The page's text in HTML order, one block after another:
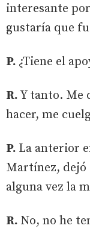
interesante
gustaría que
P. ¿Tiene el
R. Y tanto. Me
hacer, me
P. La anterior
Martínez, dejó
alguna vez la
R. No, no he